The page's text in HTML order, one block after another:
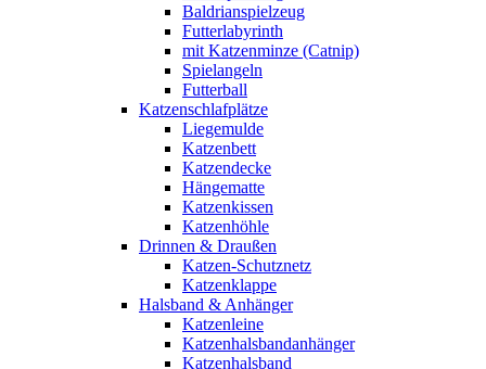
Baldrianspielzeug
Futterlabyrinth
mit Katzenminze (Catnip)
Spielangeln
Futterball
Katzenschlafplätze
Liegemulde
Katzenbett
Katzendecke
Hängematte
Katzenkissen
Katzenhöhle
Drinnen & Draußen
Katzen-Schutznetz
Katzenklappe
Halsband & Anhänger
Katzenleine
Katzenhalsbandanhänger
Katzenhalsband